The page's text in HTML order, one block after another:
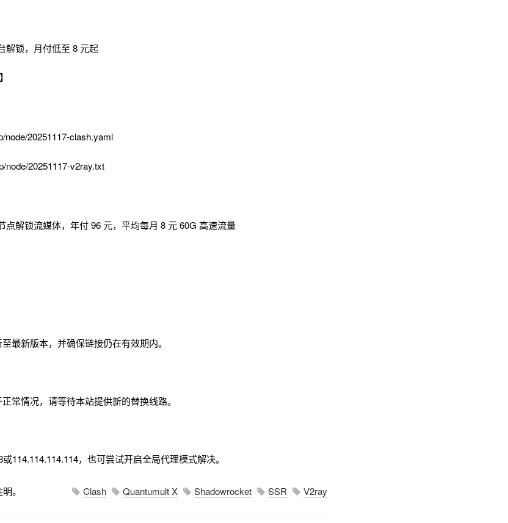
解锁，月付低至 8 元起
】
node/20251117-clash.yaml
node/20251117-v2ray.txt
点解锁流媒体，年付 96 元，平均每月 8 元 60G 高速流量
最新版本，并确保链接仍在有效期内。
常情况，请等待本站提供新的替换线路。
114.114.114.114，也可尝试开启全局代理模式解决。
。 Clash Quantumult X Shadowrocket SSR V2ray